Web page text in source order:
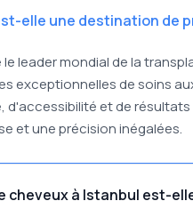
elle une destination de
le leader mondial de la
exceptionnelles de soins
d'accessibilité et de
et une précision inégalées.
cheveux à Istanbul est-